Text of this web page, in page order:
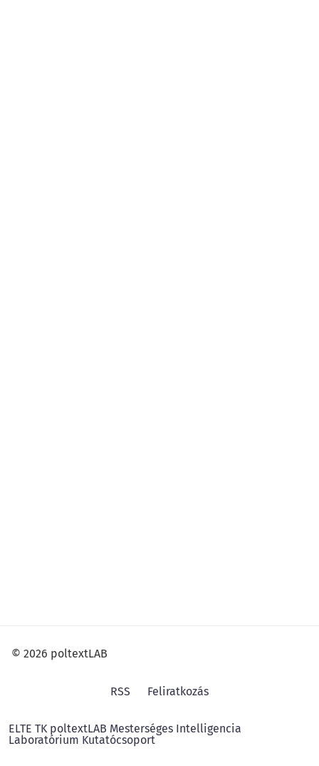
© 2026 poltextLAB
RSS Feliratkozás
ELTE TK poltextLAB Mesterséges Intelligencia
Laboratórium Kutatócsoport